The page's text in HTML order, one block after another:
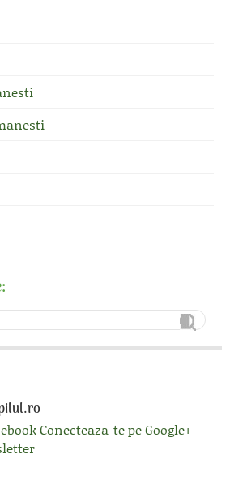
Conecteaza-te pe Google+